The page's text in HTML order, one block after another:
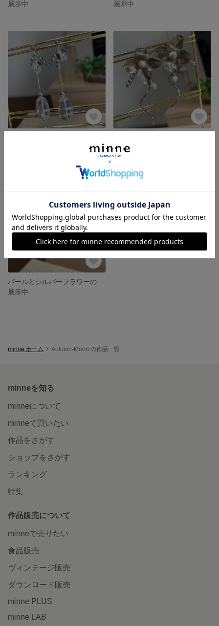
展示中 展示中
展示中
展示中
minne ホーム Autumn-Moon の作品一覧
minneを知る
minneについて
minneで買いたい
作品をさがす
ショップをさがす
ランキング
特集
作品販売について
minneで売りたい
食品販売
ヴィンテージ販売
ダウンロード販売
minne PLUS
minne LAB